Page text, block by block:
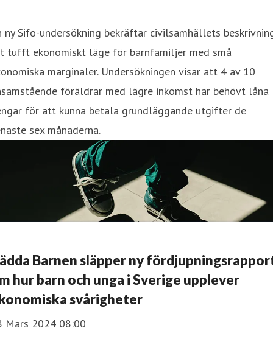
ny Sifo-undersökning bekräftar civilsamhällets
tufft ekonomiskt läge för barnfamiljer med små
marginaler. Undersökningen visar att 4 av 10
föräldrar med lägre inkomst har behövt låna
för att kunna betala grundläggande utgifter de
sex månaderna.
Barnen släpper ny
hur barn och unga i Sverige upplever
svårigheter
Mars 2024 08:00